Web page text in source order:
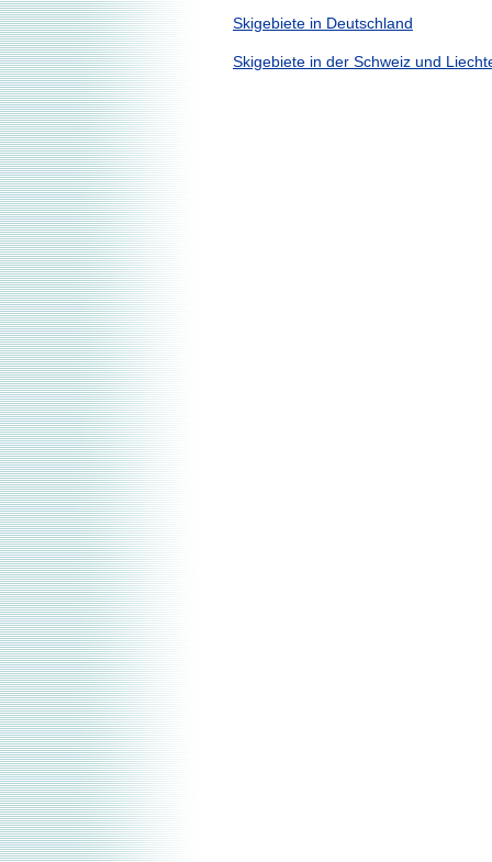
Skigebiete in Deutschland
Skigebiete in der Schweiz und